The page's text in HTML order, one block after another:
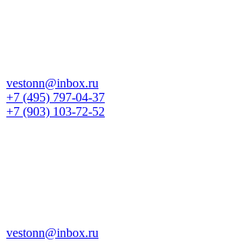
vestonn@inbox.ru
+7 (495) 797-04-37
+7 (903) 103-72-52
vestonn@inbox.ru